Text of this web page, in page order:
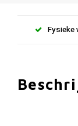
Fysieke